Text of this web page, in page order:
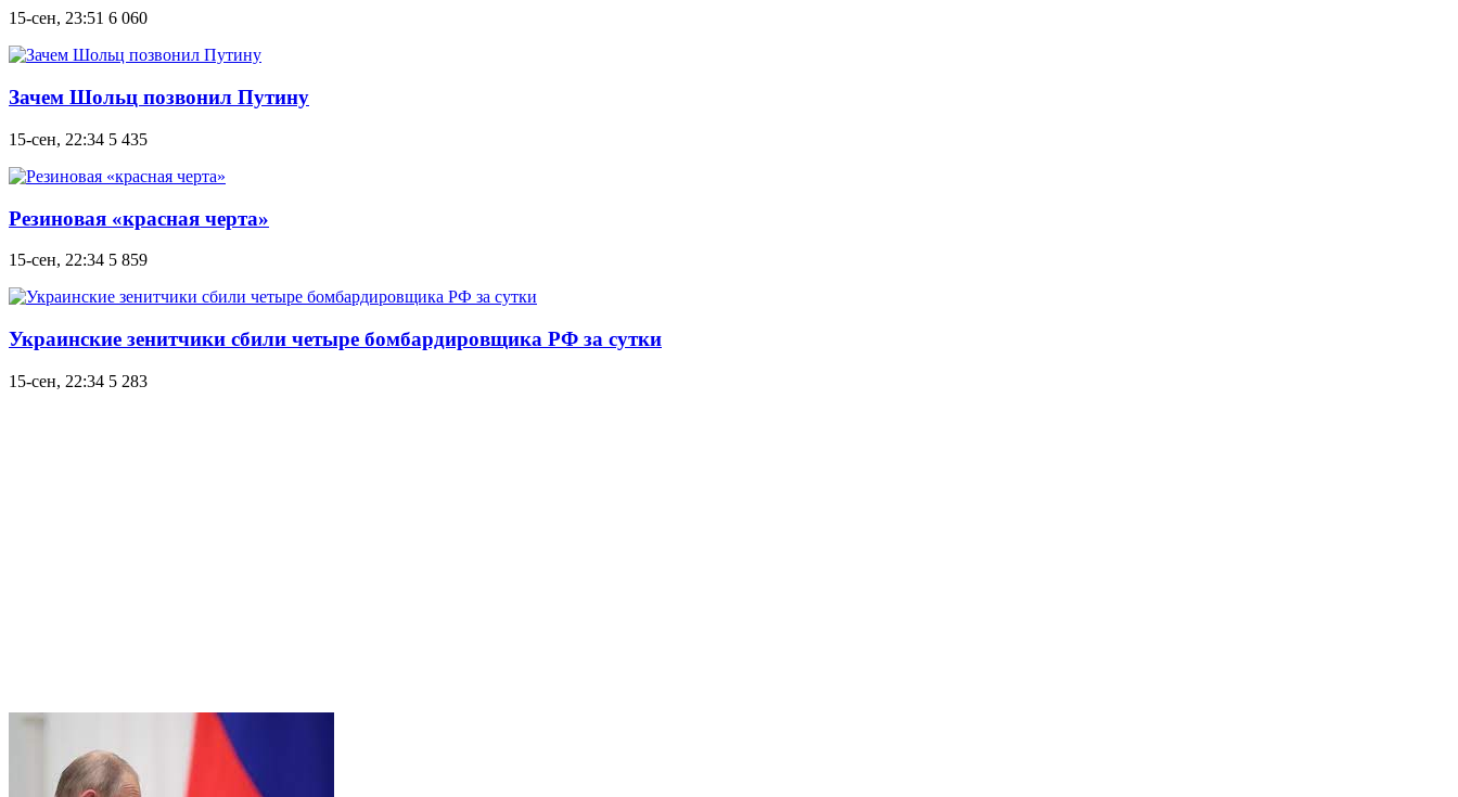
15-сен, 23:51 6 060
Зачем Шольц позвонил Путину
15-сен, 22:34 5 435
Резиновая «красная черта»
15-сен, 22:34 5 859
Украинские зенитчики сбили четыре бомбардировщика РФ за сутки
15-сен, 22:34 5 283